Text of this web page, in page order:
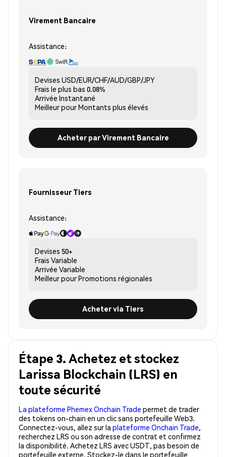
Virement Bancaire
Assistance:
Devises USD/EUR/CHF/AUD/GBP/JPY
Frais le plus bas 0.08%
Arrivée Instantané
Meilleur pourMontants plus élevés
Acheter par Virement Bancaire
Fournisseur Tiers
Assistance:
Devises 50+
Frais Variable
Arrivée Variable
Meilleur pourPromotions régionales
Acheter via Tiers
Étape 3. Achetez et stockez
Larissa Blockchain (LRS) en
toute sécurité
La plateforme Phemex Onchain Trade permet de trader
des tokens on-chain en un clic sans portefeuille Web3.
Connectez-vous, allez sur la plateforme Onchain Trade,
recherchez LRS ou son adresse de contrat et confirmez
la disponibilité. Achetez LRS avec USDT, pas besoin de
portefeuille externe. Stockez-le dans le portefeuille